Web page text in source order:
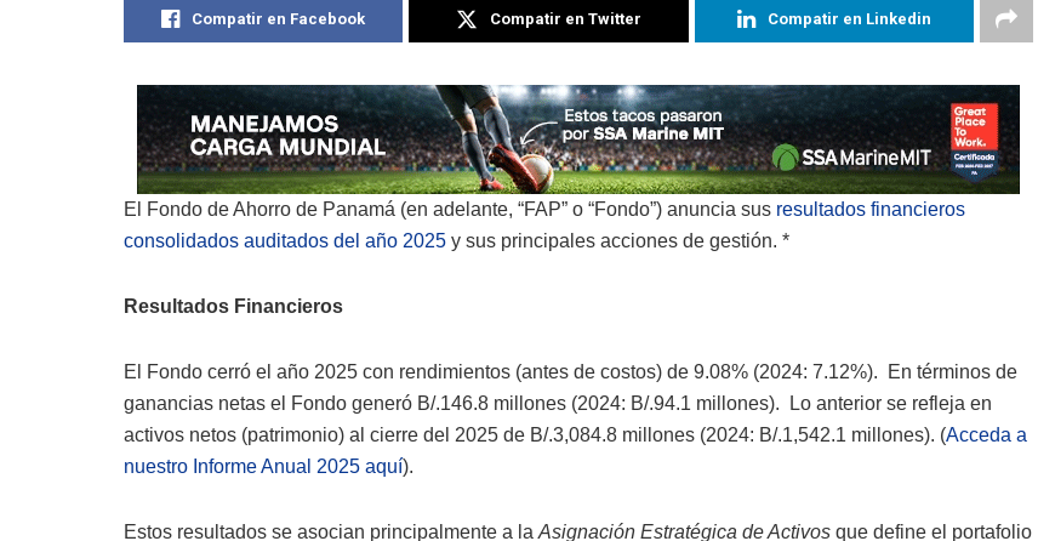
Compatir en Facebook Compatir en Twitter Compatir en Linkedin
El Fondo de Ahorro de Panamá (en adelante, “FAP” o “Fondo”) anuncia sus resultados financieros
consolidados auditados del año 2025 y sus principales acciones de gestión. *
Resultados Financieros
El Fondo cerró el año 2025 con rendimientos (antes de costos) de 9.08% (2024: 7.12%). En términos de
ganancias netas el Fondo generó B/.146.8 millones (2024: B/.94.1 millones). Lo anterior se refleja en
activos netos (patrimonio) al cierre del 2025 de B/.3,084.8 millones (2024: B/.1,542.1 millones). (Acceda a
nuestro Informe Anual 2025 aquí).
Estos resultados se asocian principalmente a la Asignación Estratégica de Activos que define el portafolio